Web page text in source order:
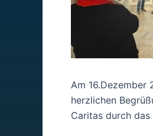
Am 16.Dezember
herzlichen
Caritas durch